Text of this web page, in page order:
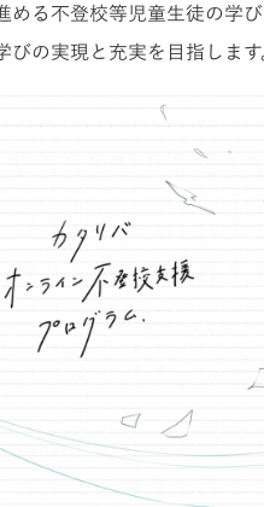
める不登校等児童生徒の学
びの実現と充実を目指します